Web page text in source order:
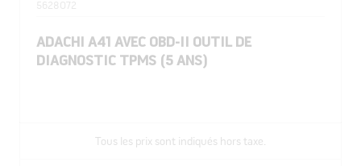
5628072
ADACHI A41 AVEC OBD-II OUTIL DE
DIAGNOSTIC TPMS (5 ANS)
Tous les prix sont indiqués hors taxe.